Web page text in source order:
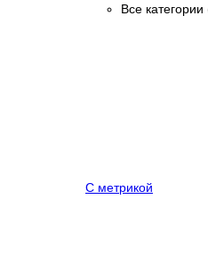
Все категории
С метрикой